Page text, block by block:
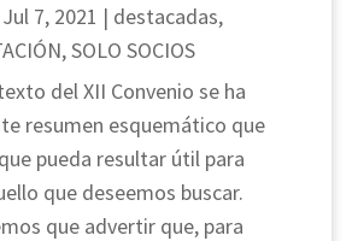
Jul 7, 2021 | destacadas,
,SOLO SOCIOS
del XII Convenio se ha
resumen esquemático que
pueda resultar útil para
que deseemos buscar.
que advertir que, para